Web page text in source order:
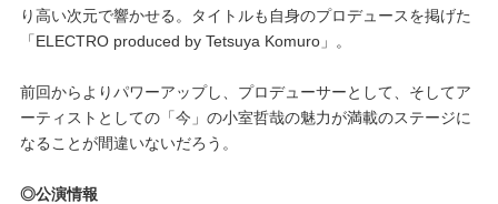
り高い次元で響かせる。タイトルも自身のプロデュースを掲げた
「ELECTRO produced by Tetsuya Komuro」。
前回からよりパワーアップし、プロデューサーとして、そしてア
ーティストとしての「今」の小室哲哉の魅力が満載のステージに
なることが間違いないだろう。
◎公演情報